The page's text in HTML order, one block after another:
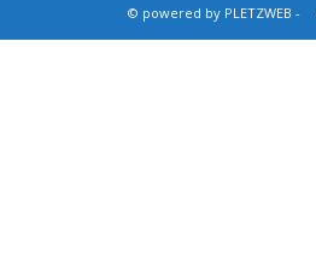
© powered by PLETZWEB -